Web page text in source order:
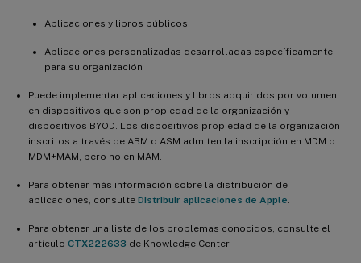
Aplicaciones y libros públicos
Aplicaciones personalizadas desarrolladas específicamente
para su organización
Puede implementar aplicaciones y libros adquiridos por volumen
en dispositivos que son propiedad de la organización y
dispositivos BYOD. Los dispositivos propiedad de la organización
inscritos a través de ABM o ASM admiten la inscripción en MDM o
MDM+MAM, pero no en MAM.
Para obtener más información sobre la distribución de
aplicaciones, consulte Distribuir aplicaciones de Apple
Para obtener una lista de los problemas conocidos, consulte el
artículo CTX222633 de Knowledge Center.